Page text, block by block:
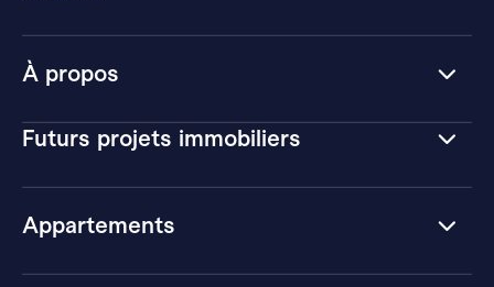
À propos
Futurs projets immobiliers
Appartements